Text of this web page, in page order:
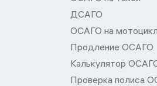
ДСАГО
ОСАГО на мотоцикл
Продление ОСАГО
Калькулятор
Проверка полиса